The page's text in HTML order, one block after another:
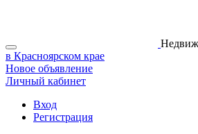
в Красноярском крае
Новое объявление
Личный кабинет
Вход
Регистрация